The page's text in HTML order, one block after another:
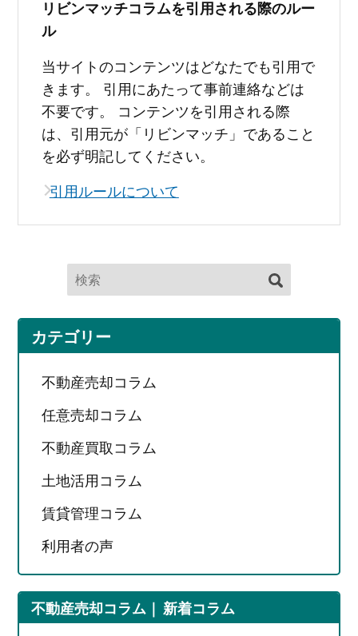
リビンマッチコラムを引用される際のルー
ル
当サイトのコンテンツはどなたでも引用で
きます。 引用にあたって事前連絡などは
不要です。 コンテンツを引用される際
は、引用元が「リビンマッチ」であること
を必ず明記してください。
引用ルールについて
カテゴリー
不動産売却コラム
任意売却コラム
不動産買取コラム
土地活用コラム
賃貸管理コラム
利用者の声
不動産売却コラム 新着コラム